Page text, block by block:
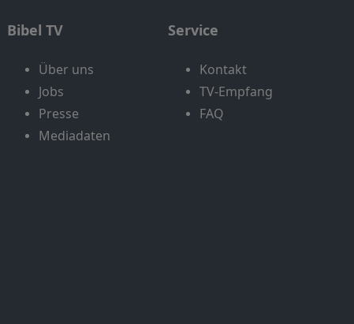
Bibel TV
Über uns
Jobs
Presse
Mediadaten
Service
Kontakt
TV-Empfang
FAQ